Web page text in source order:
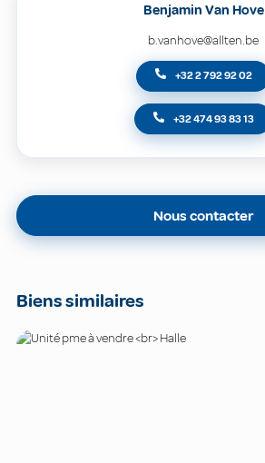
Benjamin Van Hove
b.vanhove@allten.be
+32 2 792 92 02
+32 474 93 83 13
Nous contacter
Biens similaires